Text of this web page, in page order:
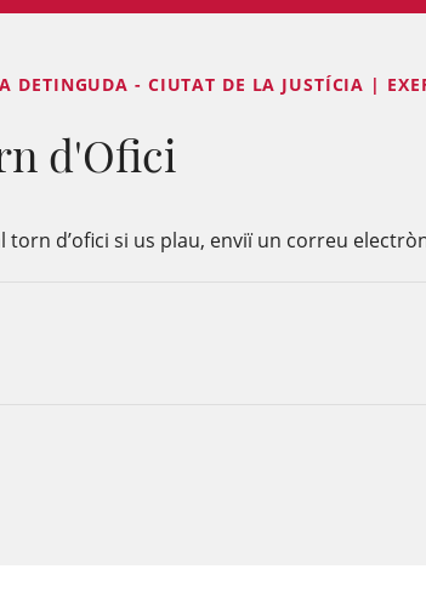
DETINGUDA - CIUTAT DE LA JUSTÍCIA |
d'Ofici
d’ofici si us plau, enviï un correu